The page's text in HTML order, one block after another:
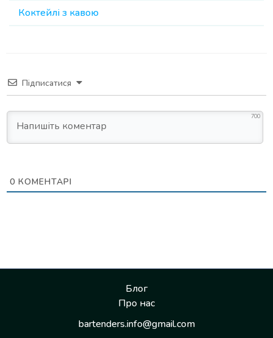
Коктейлі з кавою
Підписатися
700
0 КОМЕНТАРІ
Блог
Про нас
bartenders.info@gmail.com